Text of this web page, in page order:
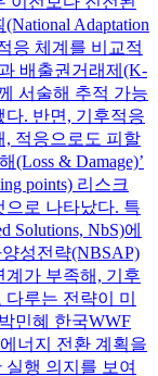
Adaptation
응 체계를 비교적
배출권거래제(K-
서술해 추적 가능
. 반면, 기후적응
, 적응으로도 피할
(Loss & Damage)’
points) 리스크
로 나타났다. 특
Solutions, NbS)에
성전략(NBSAP)
가 부족해, 기후
루는 전략이 미
민혜 한국WWF
너지 전환 계획을
행 의지를 보여